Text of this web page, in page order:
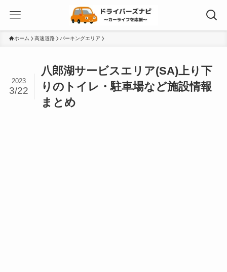
ホーム 高速道路 パーキングエリア
八郎湖サービスエリア(SA)上り下
りのトイレ・駐車場など施設情報
まとめ
2023
3/22